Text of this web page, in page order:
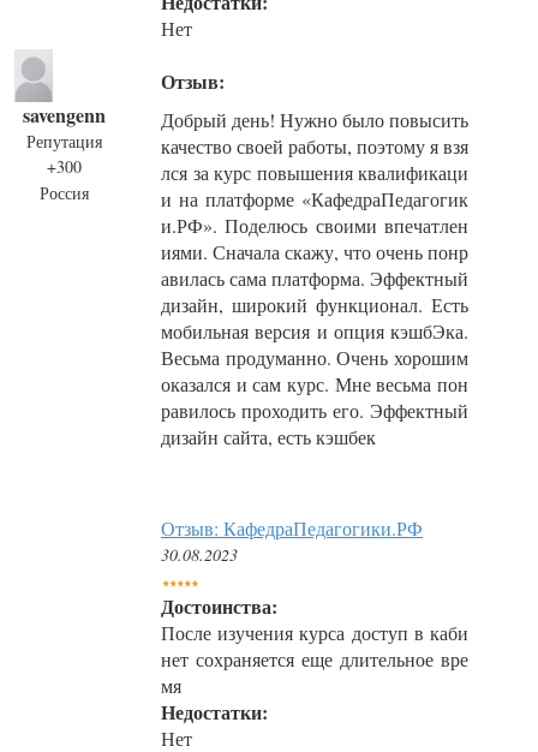
savengenn
Репутация
+300
Россия
Нет
Отзыв:
Добрый день! Нужно было повысить
качество своей работы, поэтому я взя
лся за курс повышения квалификаци
и на платформе «КафедраПедагогик
и.РФ». Поделюсь своими впечатлен
иями. Сначала скажу, что очень понр
авилась сама платформа. Эффектный
дизайн, широкий функционал. Есть
мобильная версия и опция кэшбЭка.
Весьма продуманно. Очень хорошим
оказался и сам курс. Мне весьма пон
равилось проходить его. Эффектный
дизайн сайта, есть кэшбек
Отзыв: КафедраПедагогики.РФ
30.08.2023
Достоинства:
После изучения курса доступ в каби
нет сохраняется еще длительное вре
мя
Недостатки:
Нет